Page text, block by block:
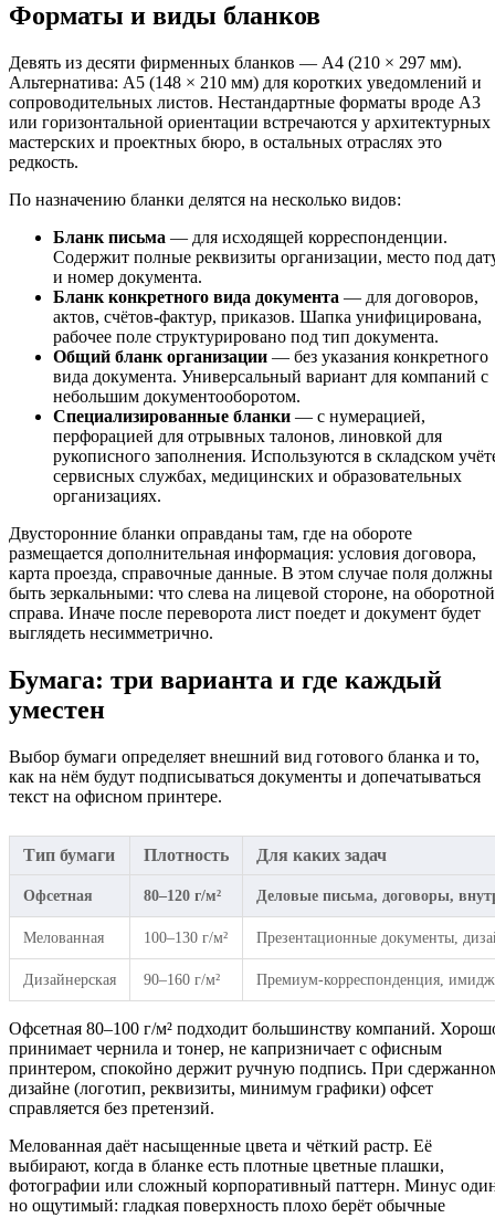
Форматы и виды бланков
Девять из десяти фирменных бланков — А4 (210 × 297 мм).
Альтернатива: А5 (148 × 210 мм) для коротких уведомлений и
сопроводительных листов. Нестандартные форматы вроде А3
или горизонтальной ориентации встречаются у архитектурных
мастерских и проектных бюро, в остальных отраслях это
редкость.
По назначению бланки делятся на несколько видов:
Бланк письма — для исходящей корреспонденции.
Содержит полные реквизиты организации, место под
и номер документа.
Бланк конкретного вида документа — для договоров,
актов, счётов-фактур, приказов. Шапка унифицирована,
рабочее поле структурировано под тип документа.
Общий бланк организации — без указания конкретного
вида документа. Универсальный вариант для компаний с
небольшим документооборотом.
Специализированные бланки — с нумерацией,
перфорацией для отрывных талонов, линовкой для
рукописного заполнения. Используются в складском
сервисных службах, медицинских и образовательных
организациях.
Двусторонние бланки оправданы там, где на обороте
размещается дополнительная информация: условия договора,
карта проезда, справочные данные. В этом случае поля должны
быть зеркальными: что слева на лицевой стороне, на оборотной
справа. Иначе после переворота лист поедет и документ будет
выглядеть несимметрично.
Бумага: три варианта и где каждый
уместен
Выбор бумаги определяет внешний вид готового бланка и то,
как на нём будут подписываться документы и допечатываться
текст на офисном принтере.
Тип бумаги Плотность Для каких задач
Офсетная 80–120 г/м² Деловые письма, договоры,
Мелованная 100–130 г/м² Презентационные документы,
Дизайнерская 90–160 г/м² Премиум-корреспонденция,
Офсетная 80–100 г/м² подходит большинству компаний.
принимает чернила и тонер, не капризничает с офисным
принтером, спокойно держит ручную подпись. При
дизайне (логотип, реквизиты, минимум графики) офсет
справляется без претензий.
Мелованная даёт насыщенные цвета и чёткий растр. Её
выбирают, когда в бланке есть плотные цветные плашки,
фотографии или сложный корпоративный паттерн. Минус
но ощутимый: гладкая поверхность плохо берёт обычные